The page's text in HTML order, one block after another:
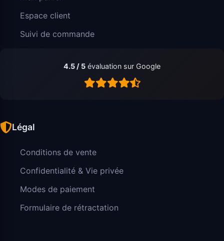
Espace client
Suivi de commande
4.5 / 5 évaluation sur Google
Légal
Conditions de vente
Confidentialité & Vie privée
Modes de paiement
Formulaire de rétractation